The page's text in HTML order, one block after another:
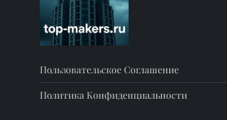
Пользовательское Соглашение
Политика Конфиденциальности